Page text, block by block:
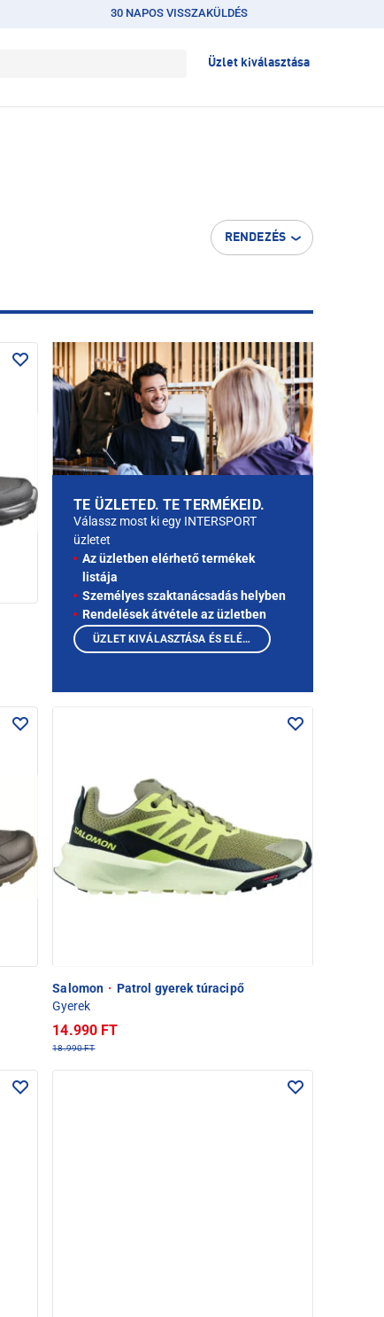
30 NAPOS VISSZAKÜLDÉS
Üzlet kiválasztása
RENDEZÉS
Salomon · Patrol gyerek túracipő
Gyerek
14.990 FT
18.990 FT
TE ÜZLETED. TE TERMÉKEID.
Válassz most ki egy INTERSPORT
üzletet
Az üzletben elérhető termékek
listája
Személyes szaktanácsadás helyben
Rendelések átvétele az üzletben
ÜZLET KIVÁLASZTÁSA ÉS ELÉRHETŐ TERMÉKEK MEGTEKINTÉSE